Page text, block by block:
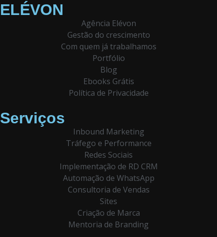
ELÉVON
Agência Elévon
Gestão do crescimento
Com quem já trabalhamos
Portfólio
Blog
Ebooks Grátis
Política de Privacidade
Serviços
Inbound Marketing
Tráfego e Performance
Redes Sociais
Implementação de RD CRM
Automação de WhatsApp
Consultoria de Vendas
Sites
Criação de Marca
Mentoria de Branding